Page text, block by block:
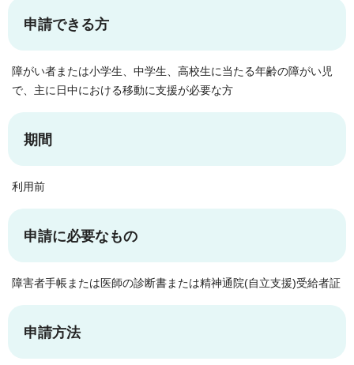
申請できる方
障がい者または小学生、中学生、高校生に当たる年齢の障がい児
で、主に日中における移動に支援が必要な方
期間
利用前
申請に必要なもの
障害者手帳または医師の診断書または精神通院(自立支援)受給者証
申請方法